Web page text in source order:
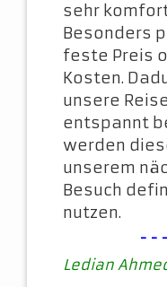
sehr
Besonders
feste Preis
Kosten.
unsere
entspannt
werden
unserem
Besuch
nutzen.
Ledian